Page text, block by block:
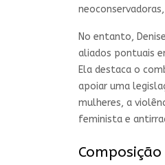
No entanto,
aliados pontuais
Ela destaca o
apoiar uma
mulheres, a
feminista e